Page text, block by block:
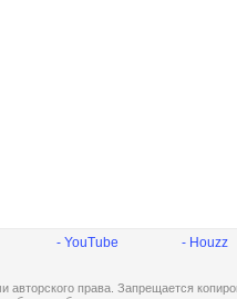
- YouTube - Houzz
права. Запрещается